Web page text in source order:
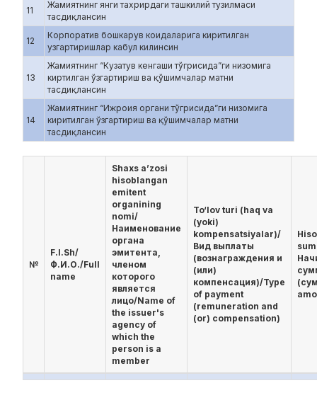
11
Жамиятнинг янги тахрирдаги ташкилий тузилмаси
тасдиқлансин
12
Корпоратив бошкарув коидаларига киритилган
узгартиришлар кабул килинсин
13
Жамиятнинг “Кузатув кенгаши тўгрисида”ги низомига
киртилган ўзгартириш ва қўшимчалар матни
тасдиқлансин
14
Жамиятнинг “Ижроия органи тўгрисида”ги низомига
киритилган ўзгартириш ва қўшимчалар матни
тасдиқлансин
№
F.I.Sh/
Ф.И.О./Full
name
Shaxs a’zosi
hisoblangan
emitent
organining
nomi/
Наименование
органа
эмитента,
членом
которого
является
лицо/Name of
the issuer's
agency of
which the
person is a
member
To‘lov turi (haq va
(yoki)
kompensatsiyalar)/
Вид выплаты
(вознаграждения и
(или)
компенсация)/Type
of payment
(remuneration and
(or) compensation)